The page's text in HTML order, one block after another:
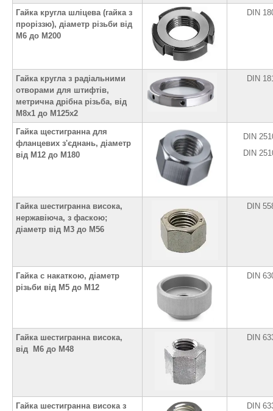
Гайка кругла шліцева (гайка з
проріззю), діаметр різьби від
М6 до М200
DIN
Гайка кругла з радіальними
отворами для штифтів,
метрична дрібна різьба, від
М8х1 до M125х2
DIN
Гайка щестигранна для
фланцевих з'єднань, діаметр
від М12 до М180
DIN
DIN
Гайка шестигранна висока,
нержавіюча, з фаскою;
діаметр від М3 до M56
DIN
Гайка с накаткою, діаметр
різьби від М5 до М12
DIN
Гайка шестигранна висока,
від М6 до М48
DIN
Гайка шестигранна висока з
DIN